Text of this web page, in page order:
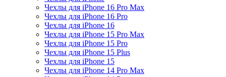
Чехлы для iPhone 16 Pro Max
Чехлы для iPhone 16 Pro
Чехлы для iPhone 16
Чехлы для iPhone 15 Pro Max
Чехлы для iPhone 15 Pro
Чехлы для iPhone 15 Plus
Чехлы для iPhone 15
Чехлы для iPhone 14 Pro Max